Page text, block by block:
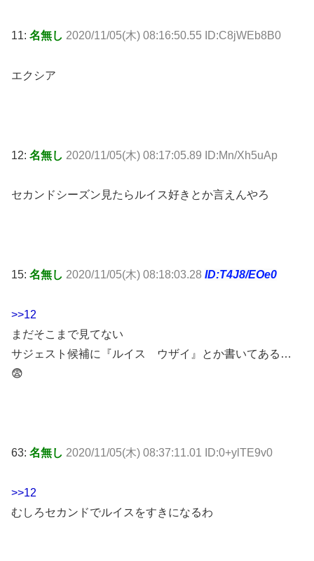
11: 名無し 2020/11/05(木) 08:16:50.55 ID:C8jWEb8B0
エクシア
12: 名無し 2020/11/05(木) 08:17:05.89 ID:Mn/Xh5uAp
セカンドシーズン見たらルイス好きとか言えんやろ
15: 名無し 2020/11/05(木) 08:18:03.28 ID:T4J8/EOe0
>>12
まだそこまで見てない
サジェスト候補に『ルイス ウザイ』とか書いてある…
😨
63: 名無し 2020/11/05(木) 08:37:11.01 ID:0+ylTE9v0
>>12
むしろセカンドでルイスをすきになるわ